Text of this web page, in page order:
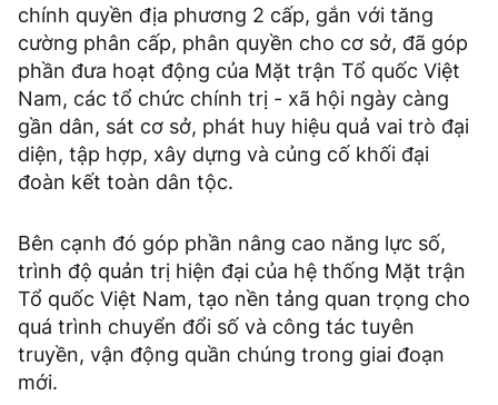
chính quyền địa phương 2 cấp, gắn với tăng
cường phân cấp, phân quyền cho cơ sở, đã góp
phần đưa hoạt động của Mặt trận Tổ quốc Việt
Nam, các tổ chức chính trị - xã hội ngày càng
gần dân, sát cơ sở, phát huy hiệu quả vai trò đại
diện, tập hợp, xây dựng và củng cố khối đại
đoàn kết toàn dân tộc.
Bên cạnh đó góp phần nâng cao năng lực số,
trình độ quản trị hiện đại của hệ thống Mặt trận
Tổ quốc Việt Nam, tạo nền tảng quan trọng cho
quá trình chuyển đổi số và công tác tuyên
truyền, vận động quần chúng trong giai đoạn
mới.